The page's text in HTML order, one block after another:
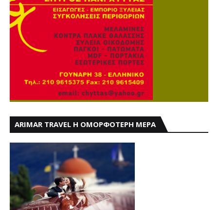
ARIMAR TRAVEL Η ΟΜΟΡΦΟΤΕΡΗ ΜΕΡΑ